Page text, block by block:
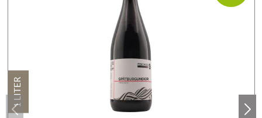
1 LITER